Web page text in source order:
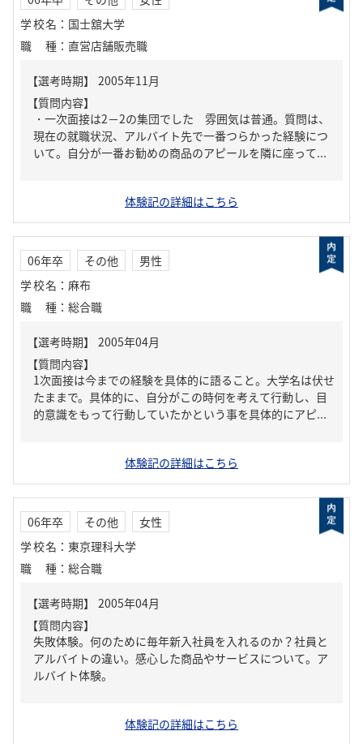
学校名 ： 国士舘大学
職種 ： 直営店舗販売職
【質問内容】
・一次面接は2－2の集団でした 雰囲気は普通。質問は、
現在の就職状況、アルバイト先で一番つらかった経験につ
いて。自分が一番お勧めの商品のアピールを隣に座って...
体験記の詳細はこちら
06年卒 その他
男性
学校名 ： 麻布
職種 ： 総合職
【質問内容】
1次面接は今までの経験を具体的に語ること。大学名は伏せ
たままで。具体的に、自分がこの時何を考えて行動し、目
的意識をもって行動していたかという事を具体的にアピ...
体験記の詳細はこちら
06年卒 その他
女性
学校名 ： 東京理科大学
職種 ： 総合職
【質問内容】
失敗体験。何のために毎年新入社員を入れるのか？社員と
アルバイトの違い。感心した商品やサービスについて。ア
ルバイト体験。
体験記の詳細はこちら